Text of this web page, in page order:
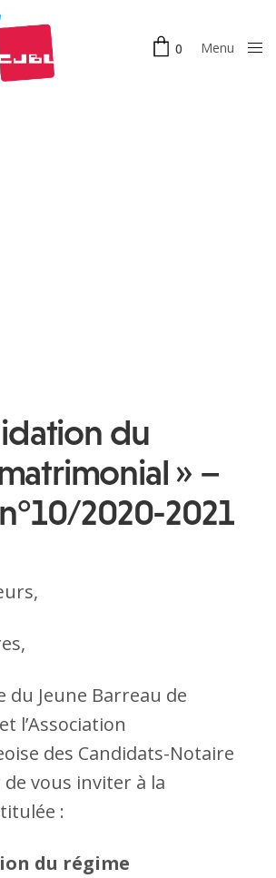
0 Menu
du
» –
2020-2021
du Jeune Barreau de
l’Association
des Candidats-Notaire
vous inviter à la
:
du régime